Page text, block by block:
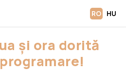
RO HU
și ora dorită